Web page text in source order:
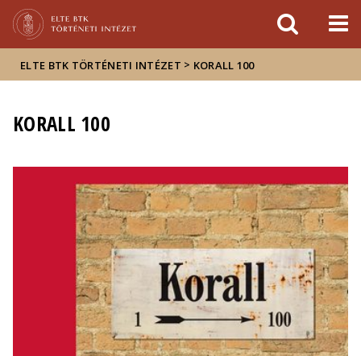
sajtóban
ELTE BTK TÖRTÉNETI INTÉZET > KORALL 100
KORALL 100